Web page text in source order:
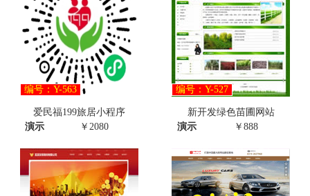
编号：Y-563
爱民福199旅居小程序
演示
￥2080
编号：Y-527
新开发绿色苗圃网站
演示
￥888